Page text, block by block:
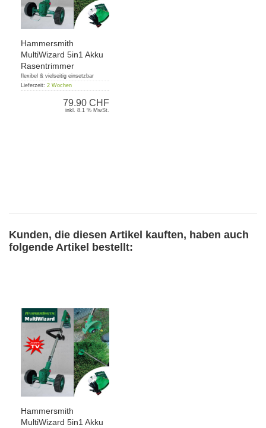
Hammersmith
MultiWizard 5in1 Akku
Rasentrimmer
flexibel & vielseitig einsetzbar
Lieferzeit: 2 Wochen
79.90 CHF
inkl. 8.1 % MwSt.
Kunden, die diesen Artikel kauften, haben auch
folgende Artikel bestellt:
Hammersmith
MultiWizard 5in1 Akku